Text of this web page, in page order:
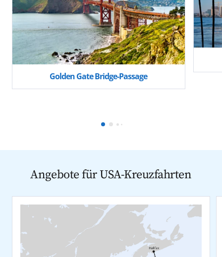
Golden Gate Bridge-Passage
Angebote für USA-Kreuzfahrten